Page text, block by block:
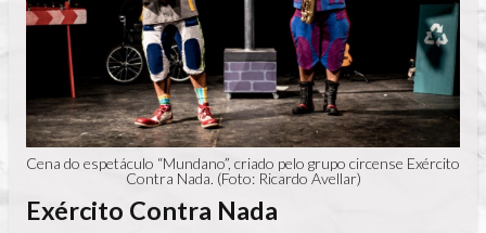
Cena do espetáculo “Mundano”, criado pelo grupo circense Exército
Contra Nada. (Foto: Ricardo Avellar)
Exército Contra Nada